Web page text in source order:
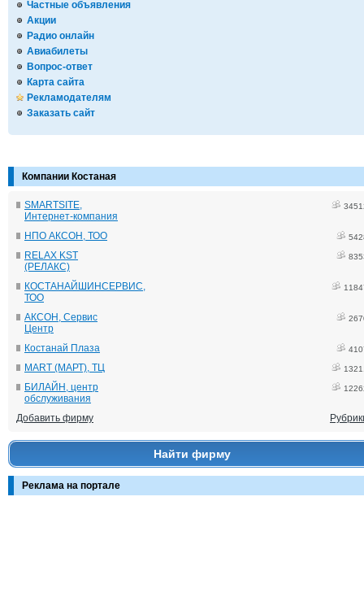
Частные объявления
Акции
Радио онлайн
Авиабилеты
Вопрос-ответ
Карта сайта
Рекламодателям
Заказать сайт
Компании Костаная
SMARTSITE,
Интернет-компания
НПО АКСОН, ТОО
RELAX KST
(РЕЛАКС)
КОСТАНАЙШИНСЕРВИС,
ТОО
АКСОН, Сервис
Центр
Костанай Плаза
MART (МАРТ), ТЦ
БИЛАЙН, центр
обслуживания
Добавить фирму
Найти фирму
Реклама на портале